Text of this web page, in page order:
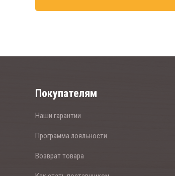
Покупателям
Наши гарантии
Программа лояльности
Возврат товара